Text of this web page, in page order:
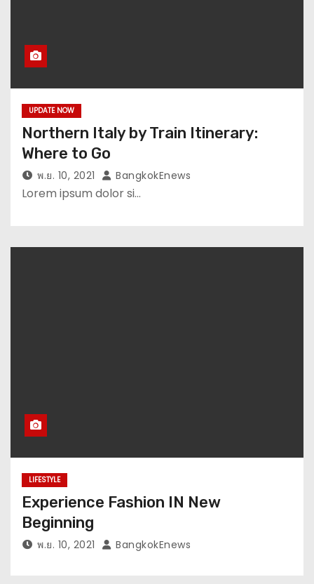
UPDATE NOW
Northern Italy by Train Itinerary:
Where to Go
พ.ย. 10, 2021 BangkokEnews
Lorem ipsum dolor si…
LIFESTYLE
Experience Fashion IN New
Beginning
พ.ย. 10, 2021 BangkokEnews